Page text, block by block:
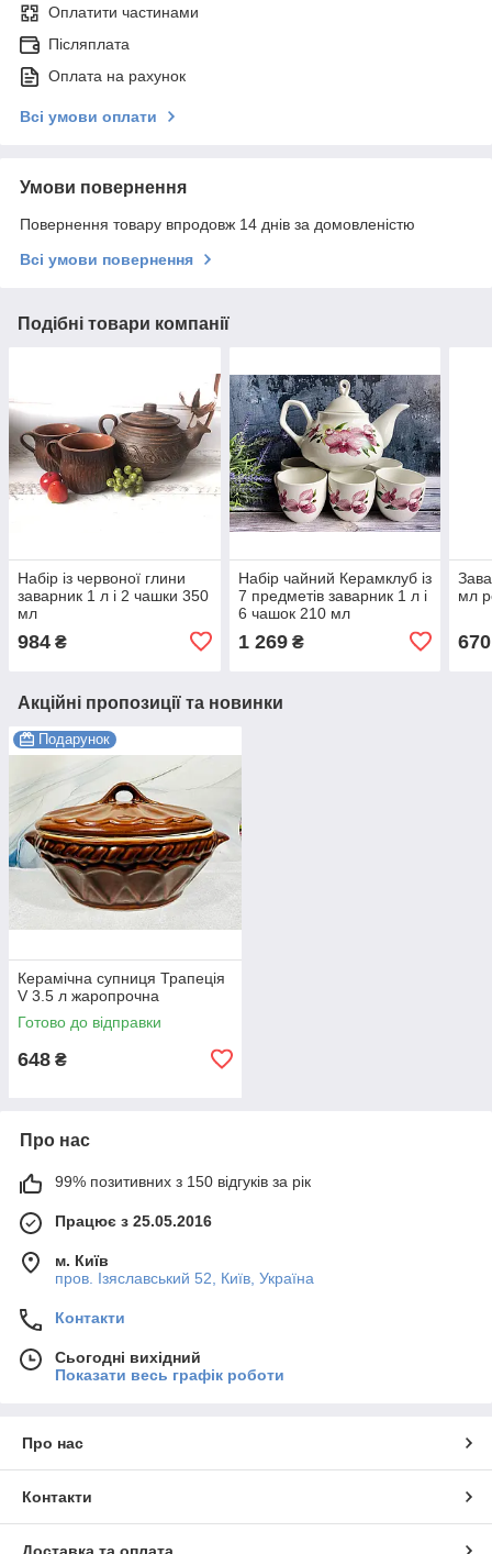
Оплатити частинами
Післяплата
Оплата на рахунок
Всі умови оплати
Умови повернення
Повернення товару впродовж 14 днів за домовленістю
Всі умови повернення
Подібні товари компанії
Набір із червоної глини
заварник 1 л і 2 чашки 350
мл
984 ₴
Набір чайний Керамклуб із
7 предметів заварник 1 л і
6 чашок 210 мл
1 269₴
мл
670
Акційні пропозиції та новинки
Подарунок
Керамічна супниця Трапеція
V 3.5 л жаропрочна
Готово до відправки
648 ₴
Про нас
99% позитивних з 150 відгуків за рік
Працює з 25.05.2016
м. Київ
пров. Ізяславський 52, Київ, Україна
Контакти
Сьогодні вихідний
Показати весь графік роботи
Про нас
Контакти